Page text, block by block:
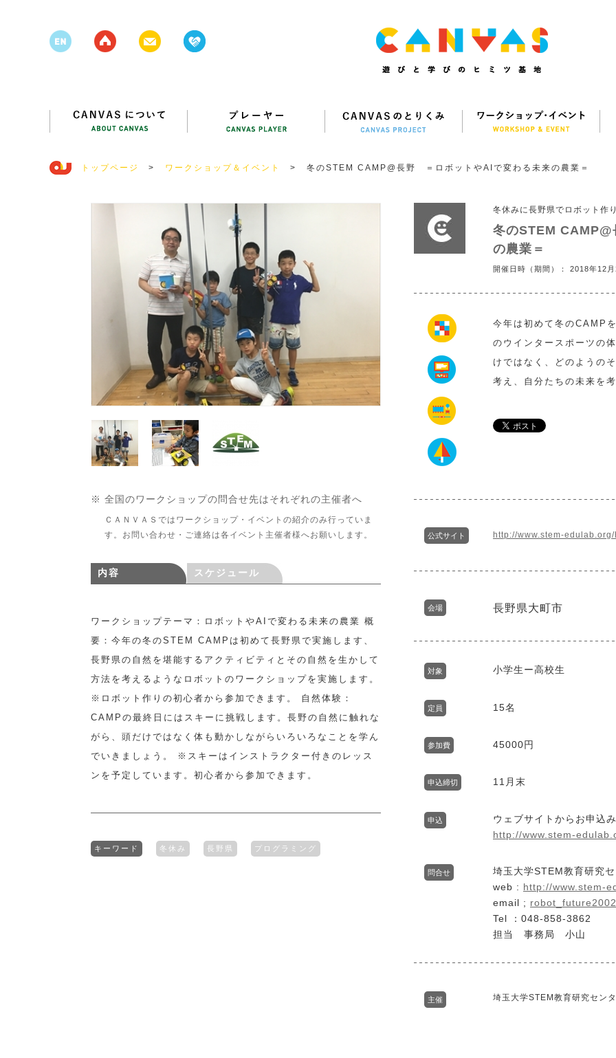
トップページ > ワークショップ＆イベント > 冬のSTEM CAMP@長野 ＝ロボットやAIで変わる未来の農業＝
※ 全国のワークショップの問合せ先はそれぞれの主催者へ
ＣＡＮＶＡＳではワークショップ・イベントの紹介のみ行っていま
す。お問い合わせ・ご連絡は各イベント主催者様へお願いします。
内容 スケジュール
ワークショップテーマ：ロボットやAIで変わる未来の農業 概
要：今年の冬のSTEM CAMPは初めて長野県で実施します、
長野県の自然を堪能するアクティビティとその自然を生かして
方法を考えるようなロボットのワークショップを実施します。
※ロボット作りの初心者から参加できます。 自然体験：
CAMPの最終日にはスキーに挑戦します。長野の自然に触れな
がら、頭だけではなく体も動かしながらいろいろなことを学ん
でいきましょう。 ※スキーはインストラクター付きのレッス
ンを予定しています。初心者から参加できます。
キーワード 冬休み 長野県 プログラミング
冬休みに長野県でロボット作
冬のSTEM
の農業＝
開催日時（期間）： 2018年12
今年は初めて冬のCAMP
のウインタースポーツの
けではなく、どのようの
考え、自分たちの未来を
公式サイト http://www.stem-
会場 長野県大町市
対象 小学生ー高校生
定員 15名
参加費 45000円
申込締切 11月末
申込
ウェブサイトからお申込
http://www.stem-
問合せ
埼玉大学STEM教育研究
web : http://www.stem-
email ;
Tel ：048-858-3862
担当 事務局 小山
主催 埼玉大学STEM教育研究セン